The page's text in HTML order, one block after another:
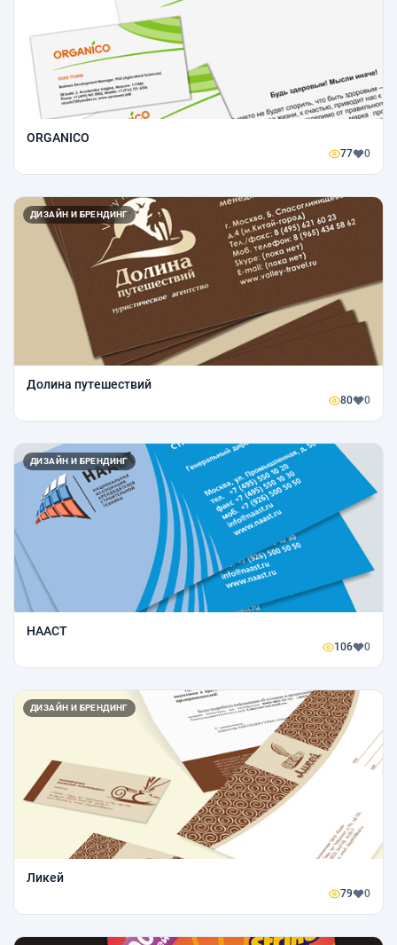
ORGANICO
77 0
ДИЗАЙН И БРЕНДИНГ
Долина путешествий
80 0
ДИЗАЙН И БРЕНДИНГ
НААСТ
106 0
ДИЗАЙН И БРЕНДИНГ
Ликей
79 0